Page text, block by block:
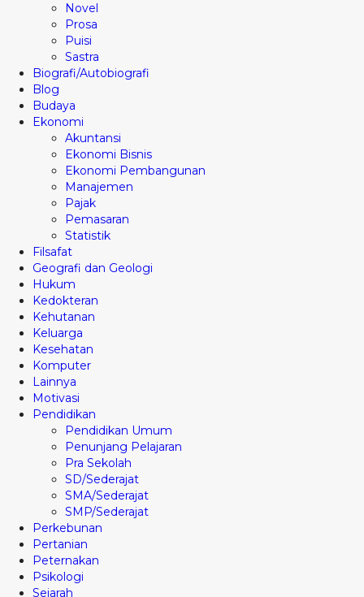
Novel
Prosa
Puisi
Sastra
Biografi/Autobiografi
Blog
Budaya
Ekonomi
Akuntansi
Ekonomi Bisnis
Ekonomi Pembangunan
Manajemen
Pajak
Pemasaran
Statistik
Filsafat
Geografi dan Geologi
Hukum
Kedokteran
Kehutanan
Keluarga
Kesehatan
Komputer
Lainnya
Motivasi
Pendidikan
Pendidikan Umum
Penunjang Pelajaran
Pra Sekolah
SD/Sederajat
SMA/Sederajat
SMP/Sederajat
Perkebunan
Pertanian
Peternakan
Psikologi
Sejarah